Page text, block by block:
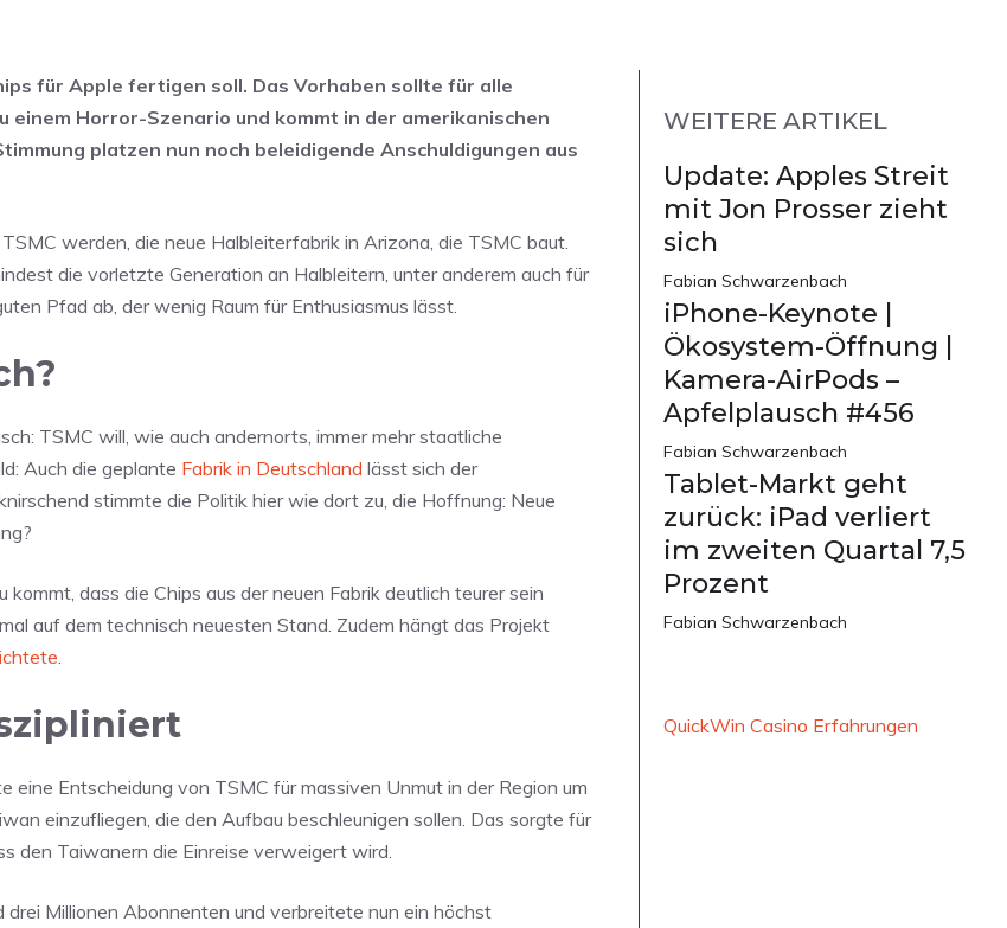
für Apple fertigen soll. Das Vorhaben sollte für alle
Horror-Szenario und kommt in der amerikanischen
platzen nun noch beleidigende Anschuldigungen aus
werden, die neue Halbleiterfabrik in Arizona, die TSMC baut.
die vorletzte Generation an Halbleitern, unter anderem auch für
Pfad ab, der wenig Raum für Enthusiasmus lässt.
TSMC will, wie auch andernorts, immer mehr staatliche
Auch die geplante Fabrik in Deutschland lässt sich der
stimmte die Politik hier wie dort zu, die Hoffnung: Neue
dass die Chips aus der neuen Fabrik deutlich teurer sein
auf dem technisch neuesten Stand. Zudem hängt das Projekt
.
Entscheidung von TSMC für massiven Unmut in der Region um
einzufliegen, die den Aufbau beschleunigen sollen. Das sorgte für
den Taiwanern die Einreise verweigert wird.
drei Millionen Abonnenten und verbreitete nun ein höchst
WEITERE ARTIKEL
Update: Apples Streit
mit Jon Prosser zieht
sich
Fabian Schwarzenbach
iPhone-Keynote |
Ökosystem-Öffnung |
Kamera-AirPods –
Apfelplausch #456
Fabian Schwarzenbach
Tablet-Markt geht
zurück: iPad verliert
im zweiten Quartal 7,5
Prozent
Fabian Schwarzenbach
QuickWin Casino Erfahrungen